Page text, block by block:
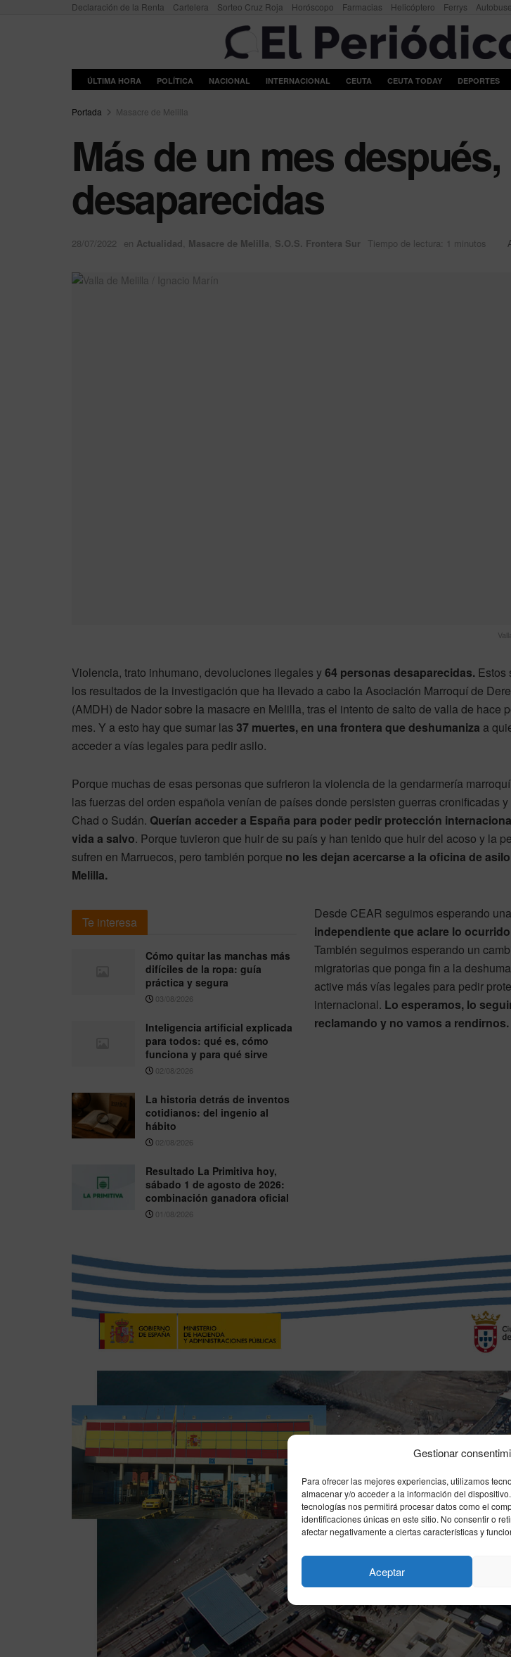
Gestionar
Para ofrecer las mejores experiencias, utilizamos
almacenar y/o acceder a la información del
tecnologías nos permitirá procesar datos como el
identificaciones únicas en este sitio. No consentir o
afectar negativamente a ciertas características y
Aceptar
Declaración de la Renta Cartelera Sorteo Cruz Roja Horóscopo Farmacias Helicóptero Ferrys
ÚLTIMA HORA POLÍTICA NACIONAL INTERNACIONAL CEUTA CEUTA TODAY DEPORTES
Portada Masacre de Melilla
Más de un mes
desaparecidas
28/07/2022 en Actualidad, Masacre de Melilla, S.O.S. Frontera Sur Tiempo de lectura: 1 minutos
Violencia, trato inhumano, devoluciones ilegales y64 personas desaparecidas. Estos
los resultados de la investigación que ha llevado a cabo la Asociación Marroquí de
(AMDH) de Nador sobre la masacre en Melilla, tras el intento de salto de valla de hace
mes. Y a esto hay que sumar las 37 muertes, en una frontera que deshumaniza a
acceder a vías legales para pedir asilo.
Porque muchas de esas personas que sufrieron la violencia de la gendarmería
las fuerzas del orden española venían de países donde persisten guerras cronificadas
Chad o Sudán. Querían acceder a España para poder pedir protección
vida a salvo. Porque tuvieron que huir de su país y han tenido que huir del acoso y la
sufren en Marruecos, pero también porque no les dejan acercarse a la oficina de
Melilla.
Te interesa
Cómo quitar las manchas más
difíciles de la ropa: guía
práctica y segura
03/08/2026
Inteligencia artificial explicada
para todos: qué es, cómo
funciona y para qué sirve
02/08/2026
La historia detrás de inventos
cotidianos: del ingenio al
hábito
02/08/2026
Resultado La Primitiva hoy,
sábado 1 de agosto de 2026:
combinación ganadora oficial
01/08/2026
Desde CEAR seguimos esperando una
independiente que aclare lo ocurrido
También seguimos esperando un
migratorias que ponga fin a la
active más vías legales para pedir
internacional. Lo esperamos, lo
reclamando y no vamos a rendirnos.